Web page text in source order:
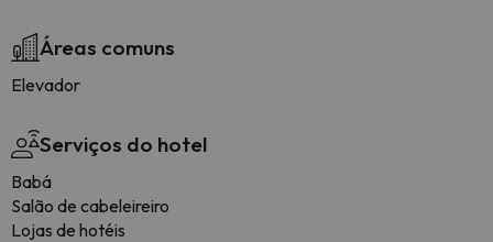
Áreas comuns
Elevador
Serviços do hotel
Babá
Salão de cabeleireiro
Lojas de hotéis